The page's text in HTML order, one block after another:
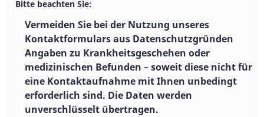
Bitte beachten Sie:
Vermeiden Sie bei der Nutzung unseres
Kontaktformulars aus Datenschutzgründen
Angaben zu Krankheitsgeschehen oder
medizinischen Befunden – soweit diese nicht für
eine Kontaktaufnahme mit Ihnen unbedingt
erforderlich sind. Die Daten werden
unverschlüsselt übertragen.